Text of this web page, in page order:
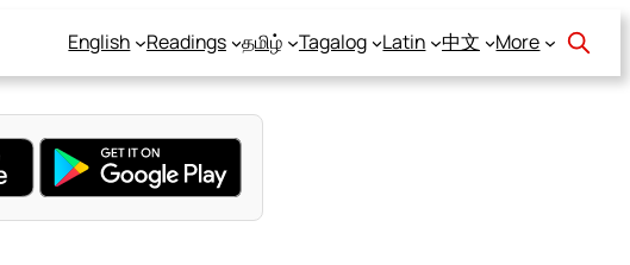
English Readings தமிழ் Tagalog Latin 中文 More